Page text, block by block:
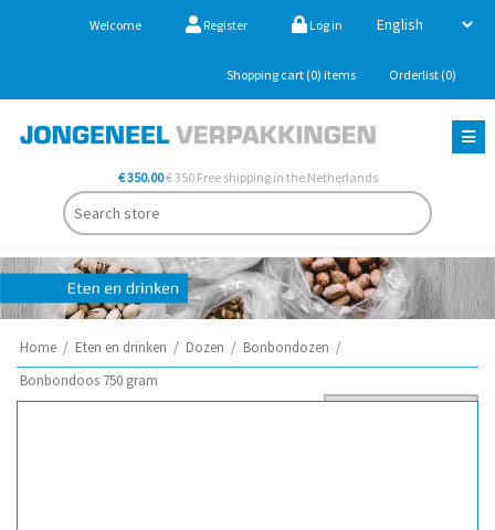
Welcome Register Log in
Shopping cart (0) items Orderlist (0)
€ 350.00€ 350 Free shipping in the Netherlands
Home / Eten en drinken / Dozen / Bonbondozen /
Bonbondoos 750 gram